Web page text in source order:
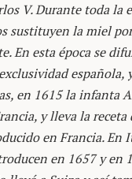
V. Durante toda la
sustituyen la miel
En esta época se
española,
en 1615 la infanta
y lleva la
en Francia. En
en 1657 y en